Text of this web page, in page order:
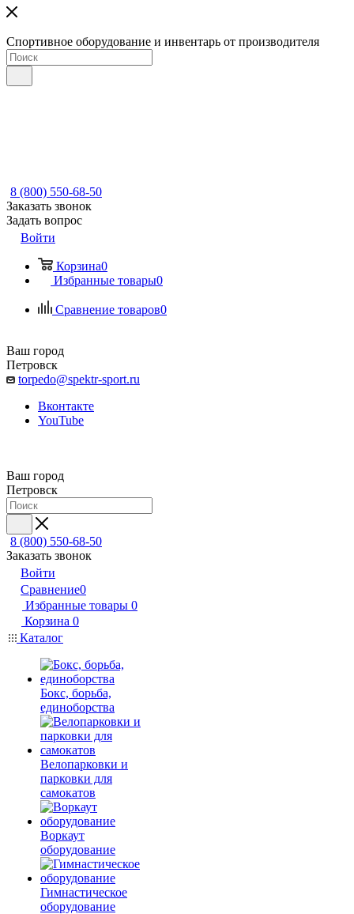
Спортивное оборудование и инвентарь от производителя
8 (800) 550-68-50
Заказать звонок
Задать вопрос
Войти
Корзина0
Избранные товары0
Сравнение товаров0
Ваш город
Петровск
torpedo@spektr-sport.ru
Вконтакте
YouTube
Ваш город
Петровск
8 (800) 550-68-50
Заказать звонок
Войти
Сравнение0
Избранные товары 0
Корзина 0
Каталог
Бокс, борьба,
единоборства
Велопарковки и
парковки для
самокатов
Воркаут
оборудование
Гимнастическое
оборудование